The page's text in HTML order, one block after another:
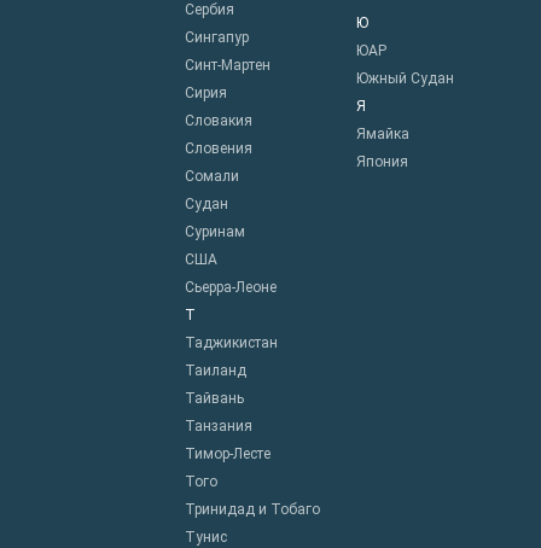
Сербия
Сингапур
Синт-Мартен
Сирия
Словакия
Словения
Сомали
Судан
Суринам
США
Сьерра-Леоне
Т
Таджикистан
Таиланд
Тайвань
Танзания
Тимор-Лесте
Того
Тринидад и Тобаго
Тунис
Ю
ЮАР
Южный Судан
Я
Ямайка
Япония